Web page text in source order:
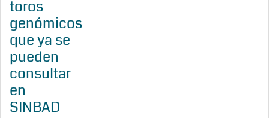
toros
genómicos
que ya se
pueden
consultar
en
SINBAD